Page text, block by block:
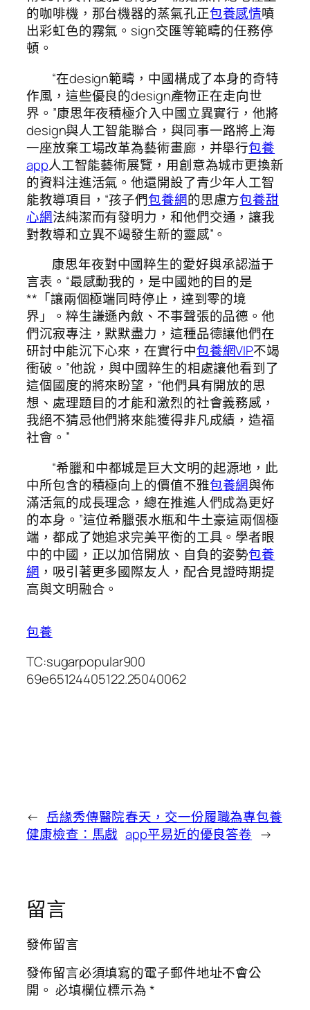
的咖啡機，那台機器的蒸氣孔正包養感情噴
出彩虹色的霧氣。sign交匯等範疇的任務停
頓。
“在design範疇，中國構成了本身的奇特
作風，這些優良的design產物正在走向世
界。”康思年夜積極介入中國立異實行，他將
design與人工智能聯合，與同事一路將上海
一座放棄工場改革為藝術畫廊，并舉行包養
app人工智能藝術展覽，用創意為城市更換新
的資料注進活氣。他還開設了青少年人工智
能教導項目，“孩子們包養網的思慮方包養甜
心網法純潔而有發明力，和他們交通，讓我
對教導和立異不竭發生新的靈感”。
康思年夜對中國粹生的愛好與承認溢于
言表。“最感動我的，是中國她的目的是
**「讓兩個極端同時停止，達到零的境
界」。粹生謙遜內斂、不事聲張的品德。他
們沉寂專注，默默盡力，這種品德讓他們在
研討中能沉下心來，在實行中包養網VIP不竭
衝破。”他說，與中國粹生的相處讓他看到了
這個國度的將來盼望，“他們具有開放的思
想、處理題目的才能和激烈的社會義務感，
我絕不猜忌他們將來能獲得非凡成績，造福
社會。”
“希臘和中都城是巨大文明的起源地，此
中所包含的積極向上的價值不雅包養網與佈
滿活氣的成長理念，總在推進人們成為更好
的本身。”這位希臘張水瓶和牛土豪這兩個極
端，都成了她追求完美平衡的工具。學者眼
中的中國，正以加倍開放、自負的姿勢包養
網 ，吸引著更多國際友人，配合見證時期提
高與文明融合。
包養
TC:sugarpopular900
69e65124405122.25040062
← 岳緣秀傳醫院
健康檢查：馬戲
春天，交一份履職為專包養
app平易近的優良答卷 →
留言
發佈留言
發佈留言必須填寫的電子郵件地址不會公
開。 必填欄位標示為*